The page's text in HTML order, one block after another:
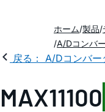
ホーム 製品
A/Dコンバ
戻る： A/Dコンバー
MAX11100